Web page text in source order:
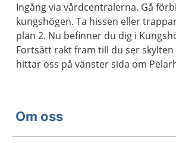
Ingång via vårdcentralerna. Gå
kungshögen. Ta hissen eller
plan 2. Nu befinner du dig i
Fortsätt rakt fram till du ser skylten
hittar oss på vänster sida om
Om oss